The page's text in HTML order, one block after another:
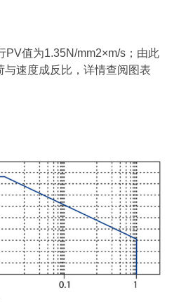
PV值为1.35N/mm2×m/s；由此
与速度成反比，详情查阅图表